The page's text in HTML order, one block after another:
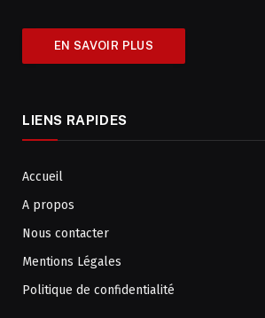
EN SAVOIR PLUS
LIENS RAPIDES
Accueil
A propos
Nous contacter
Mentions Légales
Politique de confidentialité